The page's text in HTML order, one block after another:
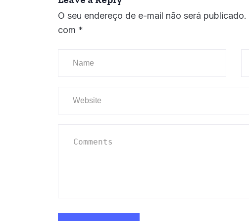
O seu endereço de e-mail não será publicado.
com *